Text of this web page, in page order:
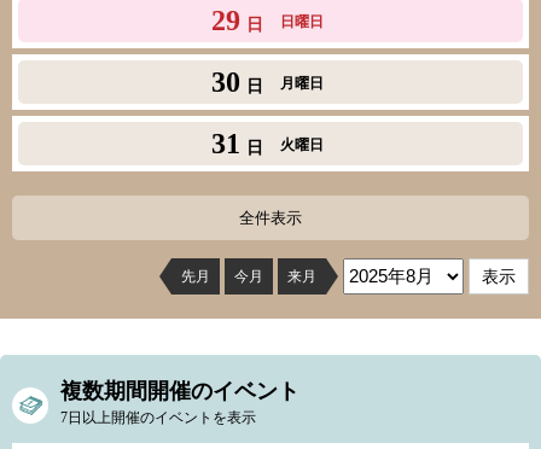
29 日 日曜日
30 日 月曜日
31 日 火曜日
全件表示
先月 今月 来月
複数期間開催のイベント
7日以上開催のイベントを表示